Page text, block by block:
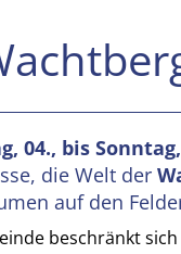
04., bis
die Welt der
auf den
beschränkt